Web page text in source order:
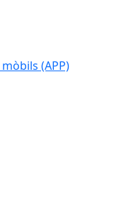
(APP)